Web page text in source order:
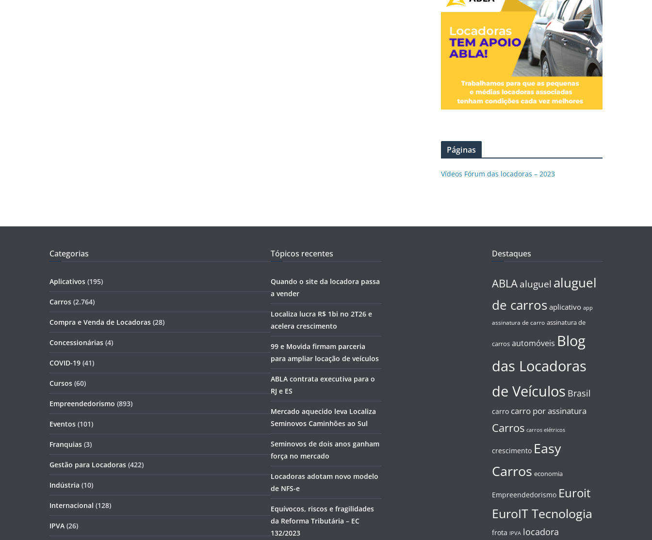
Páginas
Vídeos Fórum das locadoras – 2023
Categorias
Aplicativos (195)
Carros (2.764)
Compra e Venda de Locadoras (28)
Concessionárias (4)
COVID-19 (41)
Cursos (60)
Empreendedorismo (893)
Eventos (101)
Franquias (3)
Gestão para Locadoras (422)
Indústria (10)
Internacional (128)
IPVA (26)
Tópicos recentes
Quando o site da locadora passa
a vender
Localiza lucra R$ 1bi no 2T26 e
acelera crescimento
99 e Movida firmam parceria
para ampliar locação de veículos
ABLA contrata executiva para o
RJ e ES
Mercado aquecido leva Localiza
Seminovos Caminhões ao Sul
Seminovos de dois anos ganham
força no mercado
Locadoras adotam novo modelo
de NFS-e
Equívocos, riscos e fragilidades
da Reforma Tributária – EC
132/2023
Destaques
ABLA aluguel aluguel
de carros aplicativo app
assinatura de carro assinatura de
carros automóveis Blog
das Locadoras
de Veículos Brasil
carro carro por assinatura
Carros carros elétricos
crescimento Easy
Carros economia
Empreendedorismo Euroit
EuroIT Tecnologia
frota IPVA locadora